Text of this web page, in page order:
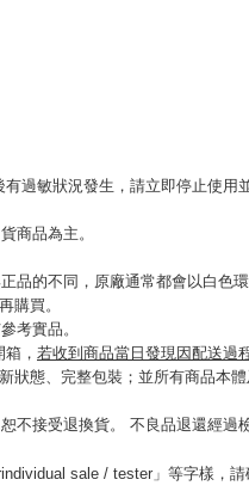
過敏狀況發生，請立即停止使用
商品為主。
的不同，原廠通常都會以白色
購買。
考實品。
， 若收到商品當日發現因配送過
態、完整包裝；並所有商品本
接受退換貨。 不良品退還經
sale / tester」等字樣，請